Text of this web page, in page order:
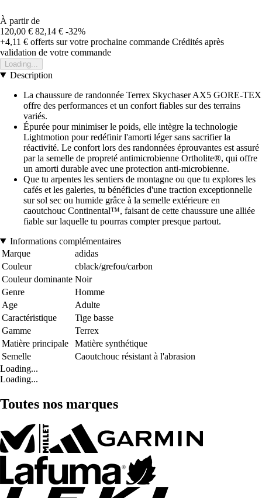
À partir de
120,00 € 82,14 € -32%
+4,11 € offerts sur votre prochaine commande Crédités après
validation de votre commande
Loading...
Description
La chaussure de randonnée Terrex Skychaser AX5 GORE-TEX
offre des performances et un confort fiables sur des terrains
variés.
Épurée pour minimiser le poids, elle intègre la technologie
Lightmotion pour redéfinir l'amorti léger sans sacrifier la
réactivité. Le confort lors des randonnées éprouvantes est assuré
par la semelle de propreté antimicrobienne Ortholite®, qui offre
un amorti durable avec une protection anti-microbienne.
Que tu arpentes les sentiers de montagne ou que tu explores les
cafés et les galeries, tu bénéficies d'une traction exceptionnelle
sur sol sec ou humide grâce à la semelle extérieure en
caoutchouc Continental™, faisant de cette chaussure une alliée
fiable sur laquelle tu pourras compter presque partout.
Informations complémentaires
Marque
adidas
Couleur
cblack/grefou/carbon
Couleur dominante Noir
Genre
Homme
Age
Adulte
Caractéristique
Tige basse
Gamme
Terrex
Matière principale
Matière synthétique
Semelle
Caoutchouc résistant à l'abrasion
Loading...
Loading...
Toutes nos marques